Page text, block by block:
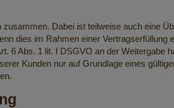
Dabei ist teilweise auch eine
dies im Rahmen einer
6 Abs. 1 lit. f DSGVO an der Weitergabe
Kunden nur auf Grundlage eines